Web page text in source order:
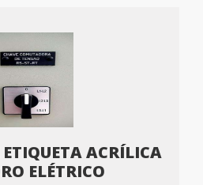
ACRÍLICA
ELÉTRICO